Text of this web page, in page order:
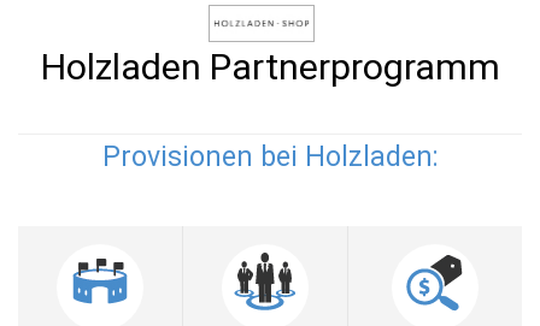
Holzladen Partnerprogramm
Provisionen bei Holzladen: